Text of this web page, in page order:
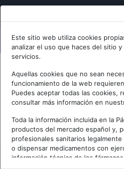
Este sitio web utiliza cookies
analizar el uso que haces del sitio
servicios.
Aquellas cookies que no sean
funcionamiento de la web
Puedes aceptar todas las cookies,
consultar más información en
Toda la información incluida en la
productos del mercado español y,
profesionales sanitarios
o dispensar medicamentos con
información técnica de los
meramente informativo, siendo